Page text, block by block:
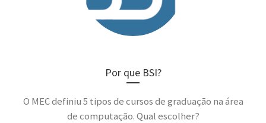
Por que BSI?
O MEC definiu 5 tipos de cursos de graduação na área
de computação. Qual escolher?